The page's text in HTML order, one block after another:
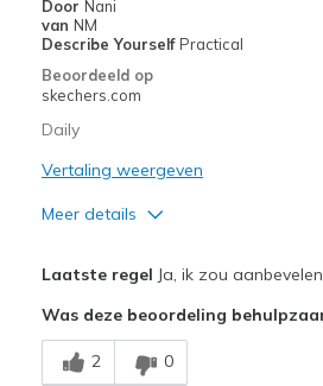
Door Nani
van NM
Describe Yourself Practical
Beoordeeld op
skechers.com
Daily
Vertaling weergeven
Meer details
Laatste regel Ja, ik zou
Was deze beoordeling
2 0